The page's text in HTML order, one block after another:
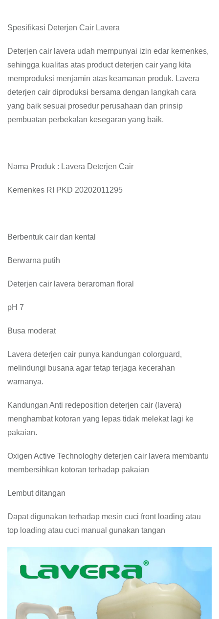
Spesifikasi Deterjen Cair Lavera
Deterjen cair lavera udah mempunyai izin edar kemenkes,
sehingga kualitas atas product deterjen cair yang kita
memproduksi menjamin atas keamanan produk. Lavera
deterjen cair diproduksi bersama dengan langkah cara
yang baik sesuai prosedur perusahaan dan prinsip
pembuatan perbekalan kesegaran yang baik.
Nama Produk : Lavera Deterjen Cair
Kemenkes RI PKD 20202011295
Berbentuk cair dan kental
Berwarna putih
Deterjen cair lavera beraroman floral
pH 7
Busa moderat
Lavera deterjen cair punya kandungan colorguard,
melindungi busana agar tetap terjaga kecerahan
warnanya.
Kandungan Anti redeposition deterjen cair (lavera)
menghambat kotoran yang lepas tidak melekat lagi ke
pakaian.
Oxigen Active Technologhy deterjen cair lavera membantu
membersihkan kotoran terhadap pakaian
Lembut ditangan
Dapat digunakan terhadap mesin cuci front loading atau
top loading atau cuci manual gunakan tangan